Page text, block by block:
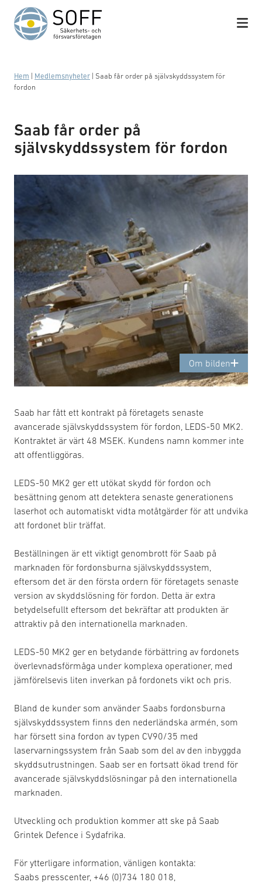
Hoppa till innehåll
Hem Medlemsnyheter
Saab får order på självskyddssystem för
fordon
Saab får order på
självskyddssystem för fordon
Om bilden
LEDS 50 self prtection system
Saab har fått ett kontrakt på företagets senaste
avancerade självskyddssystem för fordon, LEDS-50 MK2.
Kontraktet är värt 48 MSEK. Kundens namn kommer inte
att offentliggöras.
LEDS-50 MK2 ger ett utökat skydd för fordon och
besättning genom att detektera senaste generationens
laserhot och automatiskt vidta motåtgärder för att undvika
att fordonet blir träffat.
Beställningen är ett viktigt genombrott för Saab på
marknaden för fordonsburna självskyddssystem,
eftersom det är den första ordern för företagets senaste
version av skyddslösning för fordon. Detta är extra
betydelsefullt eftersom det bekräftar att produkten är
attraktiv på den internationella marknaden.
LEDS-50 MK2 ger en betydande förbättring av fordonets
överlevnadsförmåga under komplexa operationer, med
jämförelsevis liten inverkan på fordonets vikt och pris.
Bland de kunder som använder Saabs fordonsburna
självskyddssystem finns den nederländska armén, som
har försett sina fordon av typen CV90/35 med
laservarningssystem från Saab som del av den inbyggda
skyddsutrustningen. Saab ser en fortsatt ökad trend för
avancerade självskyddslösningar på den internationella
marknaden.
Utveckling och produktion kommer att ske på Saab
Grintek Defence i Sydafrika.
För ytterligare information, vänligen kontakta:
Saabs presscenter, +46 (0)734 180 018,